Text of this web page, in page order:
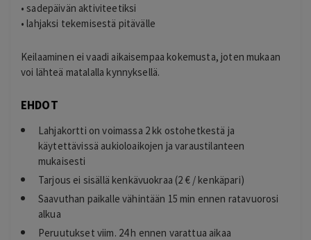
• sadepäivän aktiviteetiksi
• lahjaksi tekemisestä pitävälle
Keilaaminen ei vaadi aikaisempaa kokemusta, joten mukaan
voi lähteä matalalla kynnyksellä.
EHDOT
Lahjakortti on voimassa 2 kk ostohetkestä ja
käytettävissä aukioloaikojen ja varaustilanteen
mukaisesti
Tarjous ei sisällä kenkävuokraa (2 € / kenkäpari)
Saavuthan paikalle vähintään 15 min ennen ratavuorosi
alkua
Peruutukset viim. 24 h ennen varattua aikaa